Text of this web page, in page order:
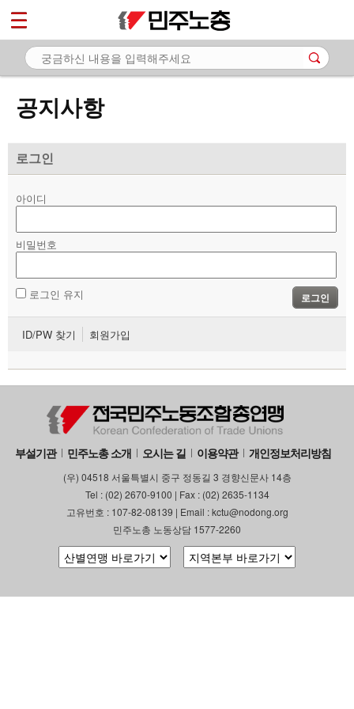
공지사항
로그인
아이디
비밀번호
로그인 유지 로그인
ID/PW 찾기 회원가입
부설기관 민주노총 소개 오시는 길 이용약관 개인정보처리방침
(우) 04518 서울특별시 중구 정동길 3 경향신문사 14층
Tel : (02) 2670-9100 | Fax : (02) 2635-1134
고유번호 : 107-82-08139 | Email : kctu@nodong.org
민주노총 노동상담 1577-2260
마이페이지
소개
- 공지사항
- 성명·보도
자료
부설기관
업무